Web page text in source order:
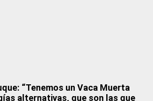
“Tenemos un Vaca Muerta
alternativas, que son las que